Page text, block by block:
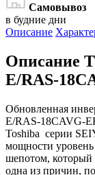
Самовывоз
в будние дни
Описание
Описание
E/RAS-
Обновленная
E/RAS-18CAVG-
Toshiba серии
мощности
шепотом, который
одна из причин,